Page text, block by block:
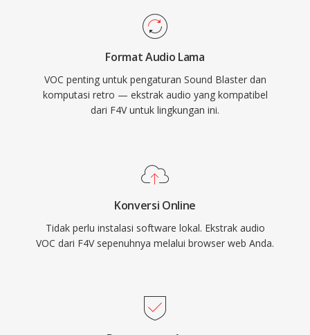
Sierra, dan LucasArts. Dengan munculnya
Windows dan format WAV, VOC secara
bertahap keluar dari penggunaan mainstream,
namun tetap penting untuk pelestarian game
retro dan bagi siapa pun yang bekerja dengan
Format Audio Lama
VOC penting untuk pengaturan Sound Blaster dan
komputasi retro — ekstrak audio yang kompatibel
dari F4V untuk lingkungan ini.
Konversi Online
Tidak perlu instalasi software lokal. Ekstrak audio
VOC dari F4V sepenuhnya melalui browser web Anda.